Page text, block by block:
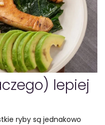
lepiej
ryby są jednakowo